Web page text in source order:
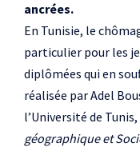
ancrées.
En Tunisie, le
particulier pour les
diplômées qui en
réalisée par Adel
l’Université de
géographique et